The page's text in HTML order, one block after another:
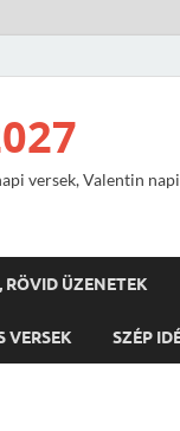
versek, Valentin
RÖVID ÜZENETEK
VERSEK SZÉP